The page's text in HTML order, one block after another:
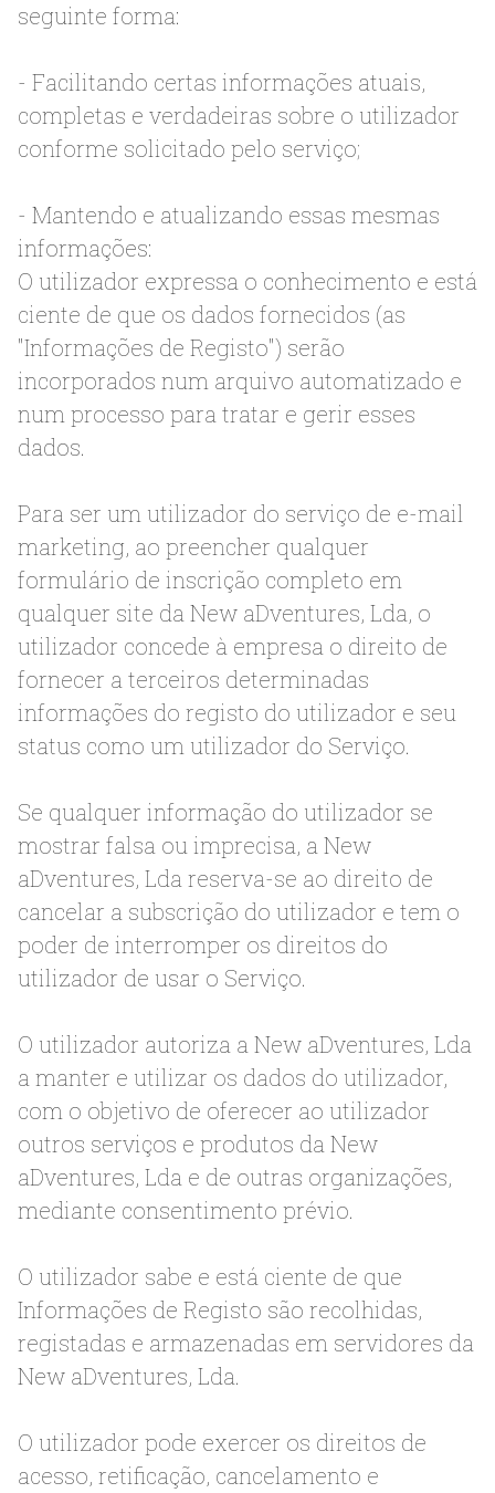
seguinte forma:
- Facilitando certas informações atuais,
completas e verdadeiras sobre o utilizador
conforme solicitado pelo serviço;
- Mantendo e atualizando essas mesmas
informações:
O utilizador expressa o conhecimento e está
ciente de que os dados fornecidos (as
"Informações de Registo") serão
incorporados num arquivo automatizado e
num processo para tratar e gerir esses
dados.
Para ser um utilizador do serviço de e-mail
marketing, ao preencher qualquer
formulário de inscrição completo em
qualquer site da New aDventures, Lda, o
utilizador concede à empresa o direito de
fornecer a terceiros determinadas
informações do registo do utilizador e seu
status como um utilizador do Serviço.
Se qualquer informação do utilizador se
mostrar falsa ou imprecisa, a New
aDventures, Lda reserva-se ao direito de
cancelar a subscrição do utilizador e tem o
poder de interromper os direitos do
utilizador de usar o Serviço.
O utilizador autoriza a New aDventures, Lda
a manter e utilizar os dados do utilizador,
com o objetivo de oferecer ao utilizador
outros serviços e produtos da New
aDventures, Lda e de outras organizações,
mediante consentimento prévio.
O utilizador sabe e está ciente de que
Informações de Registo são recolhidas,
registadas e armazenadas em servidores da
New aDventures, Lda.
O utilizador pode exercer os direitos de
acesso, retificação, cancelamento e